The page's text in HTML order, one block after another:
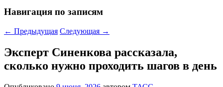
Навигация по записям
← Предыдущая Следующая →
Эксперт Синенкова рассказала,
сколько нужно проходить шагов в день